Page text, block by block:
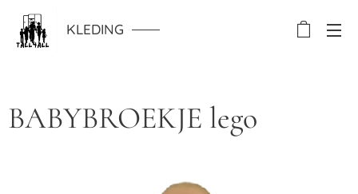
KLEDING
BABYBROEKJE lego